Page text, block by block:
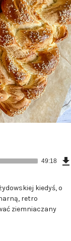
49:18
kiedyś, o
retro
ziemniaczany